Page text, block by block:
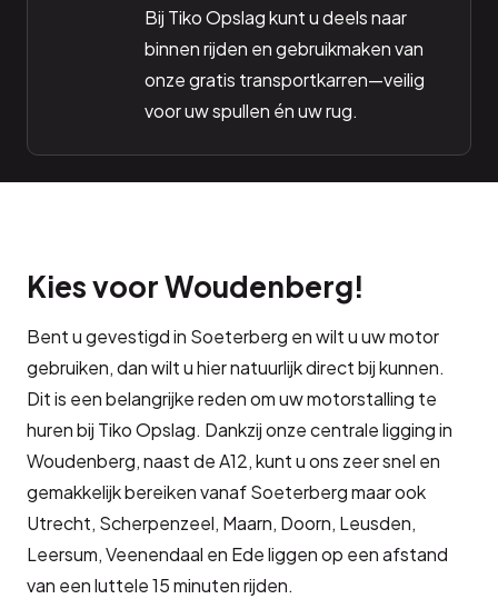
Bij Tiko Opslag kunt u deels naar
binnen rijden en gebruikmaken van
onze gratis transportkarren—veilig
voor uw spullen én uw rug.
Kies voor Woudenberg!
Bent u gevestigd in Soeterberg en wilt u uw motor
gebruiken, dan wilt u hier natuurlijk direct bij kunnen.
Dit is een belangrijke reden om uw motorstalling te
huren bij Tiko Opslag. Dankzij onze centrale ligging in
Woudenberg, naast de A12, kunt u ons zeer snel en
gemakkelijk bereiken vanaf Soeterberg maar ook
Utrecht, Scherpenzeel, Maarn, Doorn, Leusden,
Leersum, Veenendaal en Ede liggen op een afstand
van een luttele 15 minuten rijden.